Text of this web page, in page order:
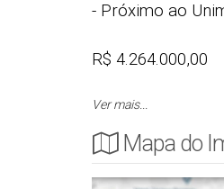
- Próximo ao
R$ 4.264.000,00
Cód.: 3960
APARTAMENTO
Ver mais...
Mapa do